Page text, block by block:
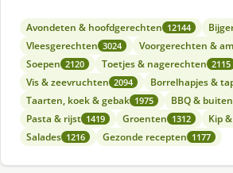
Avondeten & hoofdgerechten 12144
Vleesgerechten 3024 Voorgerechten &
Soepen 2120 Toetjes & nagerechten 2115
Vis & zeevruchten 2094 Borrelhapjes &
Taarten, koek & gebak 1975 BBQ &
Pasta & rijst 1419 Groenten 1312 Kip
Salades 1216 Gezonde recepten 1177